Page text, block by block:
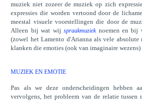
muziek niet zozeer de muziek op zich
expressies die worden vertoond door de
meestal visuele voorstellingen die door de
Alleen bij wat wijspraakmuzieknoemen en bij
(zowel het Lamento d'Arianna als vele absolute
klanken die emoties (ook van imaginaire
MUZIEK EN EMOTIE
Pas als we deze onderscheidingen hebben
vervolgens, het probleem van de relatie